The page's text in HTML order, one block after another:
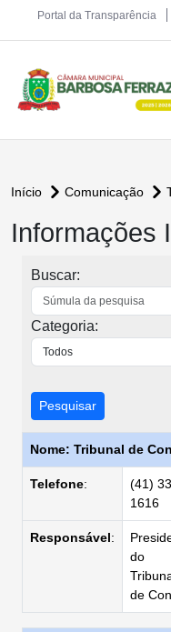
Portal da Transparência
Início Comunicação
Informações
Buscar:
Categoria:
Pesquisar
Nome: Tribunal de
Telefone:
(41)
1616
Responsável:
do
de